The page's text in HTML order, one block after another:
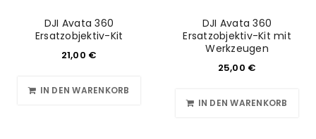
Please select all the ways you would like to hear from
DJI Avata 360
Ersatzobjektiv-Kit
21,00 €
IN DEN WARENKORB
DJI Avata 360
Ersatzobjektiv-Kit mit
Werkzeugen
25,00 €
IN DEN WARENKORB